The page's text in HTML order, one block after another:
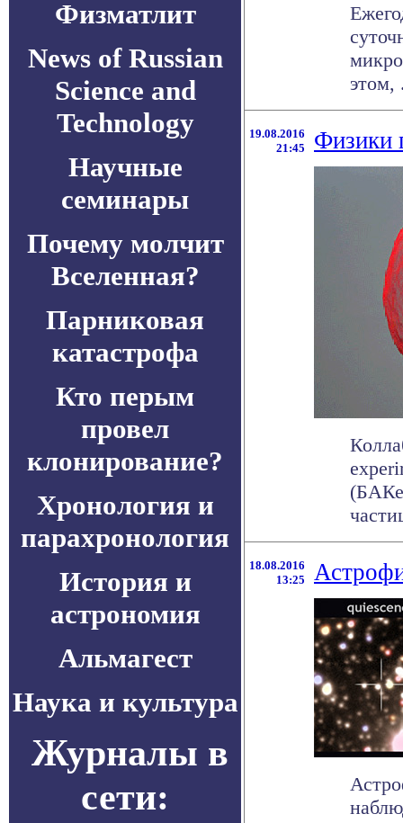
Физматлит
News of Russian
Science and
Technology
Научные
семинары
Почему молчит
Вселенная?
Парниковая
катастрофа
Кто перым
провел
клонирование?
Хронология и
парахронология
История и
астрономия
Альмагест
Наука и культура
Журналы в
сети:
этом,
19.08.2016
21:45
Физики
18.08.2016
13:25